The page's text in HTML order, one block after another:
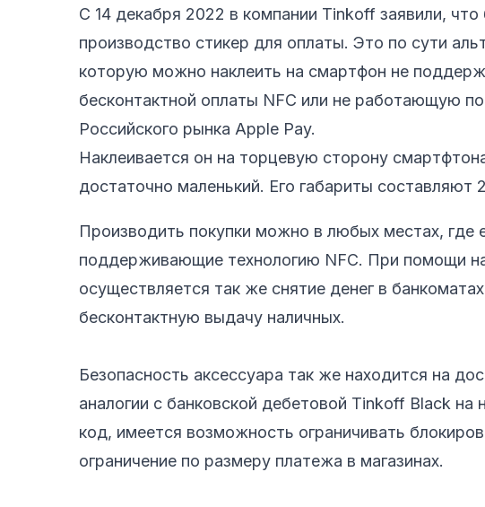
С 14 декабря 2022 в компании Tinkoff заявили, что
производство стикер для оплаты. Это по сути
которую можно наклеить на смартфон не
бесконтактной оплаты NFC или не работающую
Российского рынка Apple Pay.
Наклеивается он на торцевую сторону
достаточно маленький. Его габариты составляют
Производить покупки можно в любых местах, где
поддерживающие технологию NFC. При помощи
осуществляется так же снятие денег в
бесконтактную выдачу наличных.
Безопасность аксессуара так же находится на
аналогии с банковской дебетовой Tinkoff Black на
код, имеется возможность ограничивать
ограничение по размеру платежа в магазинах.